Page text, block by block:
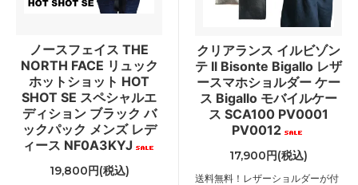
ノースフェイス THE
NORTH FACE リュック
ホットショット HOT
SHOT SE スペシャルエ
ディション ブラック バ
ックパック メンズ レデ
ィース NF0A3KYJ
19,800円(税込)
クリアランス イルビゾン
テ Il Bisonte Bigallo レザ
ースマホショルダー ケー
ス Bigallo モバイルケー
ス SCA100 PV0001
PV0012
17,900円(税込)
送料無料！レザーショルダーが付